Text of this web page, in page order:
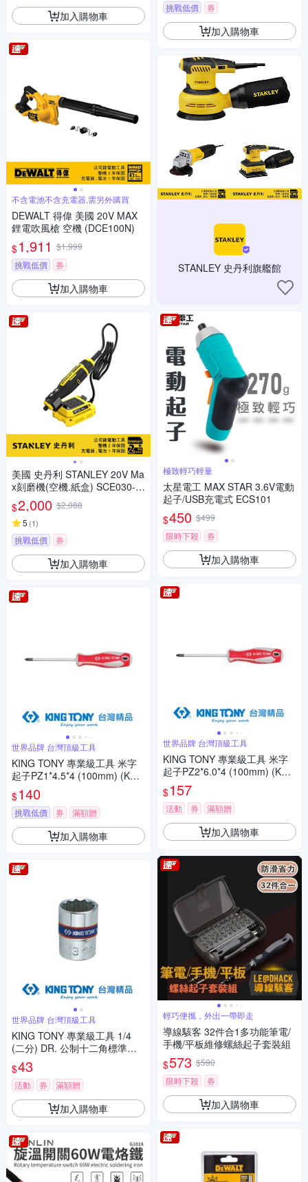
加入購物車
不含電池不含充電器,需另外購買
DEWALT 得偉 美國 20V MAX
鋰電吹風槍 空機 (DCE100N)
$1,911 $1,999
挑戰低價
券
加入購物車
美國 史丹利 STANLEY 20V Ma
x刻磨機(空機.紙盒) SCE030-K
$2,000 $2,088
5 (1)
挑戰低價 券
加入購物車
世界品牌 台灣頂級工具
KING TONY 專業級工具 米字
起子PZ1*4.5*4 (100mm) (KT1
4280104)
$140
挑戰低價 券 滿額贈
加入購物車
世界品牌 台灣頂級工具
KING TONY 專業級工具 1/4
(二分) DR. 公制十二角標準套
筒 (11/12/13/14mm) (2330M)
$43
活動 券 滿額贈
加入購物車
挑戰低價
券
加入購物車
STANLEY 史丹利旗艦館
極致輕巧輕量
太星電工 MAX STAR 3.6V電動
起子/USB充電式 ECS101
$450 $499
限時下殺
券
加入購物車
世界品牌 台灣頂級工具
KING TONY 專業級工具 米字
起子PZ2*6.0*4 (100mm) (KT1
4280204)
$157
活動 券 滿額贈
加入購物車
輕巧便攜，外出一帶即走
導線駭客 32件合1多功能筆電/
手機/平板維修螺絲起子套裝組
$573 $590
限時下殺
券
加入購物車